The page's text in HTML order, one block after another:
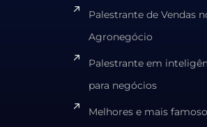
Palestrante de Vendas
Agronegócio
Palestrante em
para negócios
Melhores e mais